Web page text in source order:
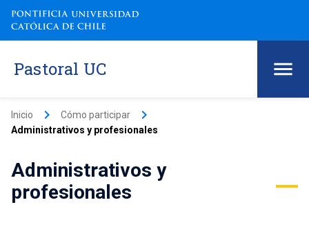
Pastoral UC
Inicio keyboard_arrow_right Cómo participar keyboard_arrow_right
Administrativos y profesionales
Administrativos y
profesionales